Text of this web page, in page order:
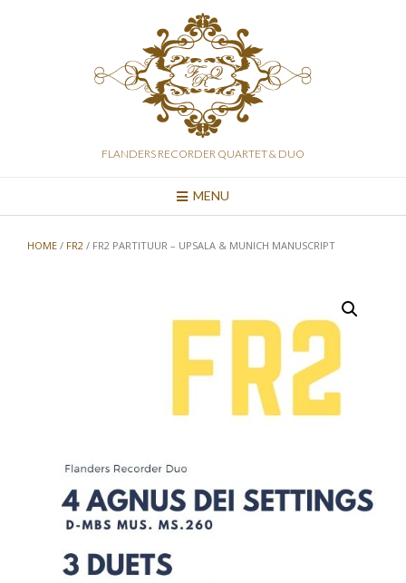
FLANDERS RECORDER QUARTET & DUO
MENU
HOME / FR2 / FR2 PARTITUUR – UPSALA & MUNICH MANUSCRIPT